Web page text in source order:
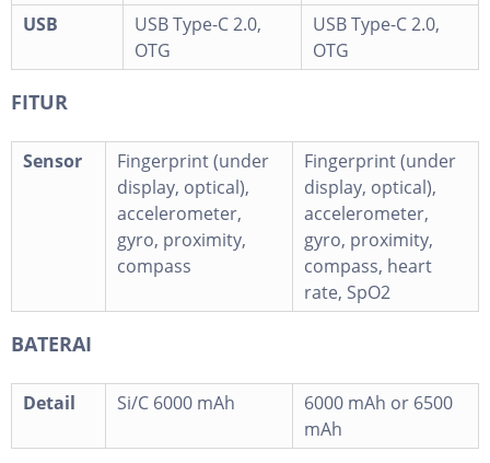
USB
USB Type-C 2.0,
OTG
USB Type-C 2.0,
OTG
FITUR
Sensor
Fingerprint (under
display, optical),
accelerometer,
gyro, proximity,
compass
Fingerprint (under
display, optical),
accelerometer,
gyro, proximity,
compass, heart
rate, SpO2
BATERAI
Detail Si/C 6000 mAh
6000 mAh or 6500
mAh